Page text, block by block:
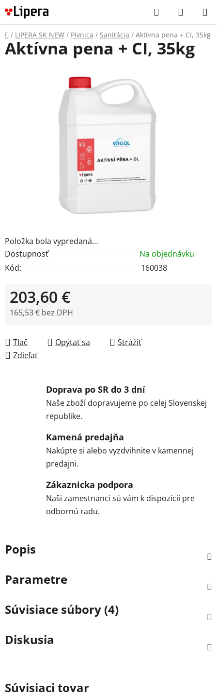
Prejsť
na
obsah
Hľadať
KOŠÍK
Domov
/ LIPERA SK NEW / Pivnica / Sanitácia / Aktívna pena + CI, 35kg
Položka bola vypredaná…
Dostupnosť
Na objednávku
Kód:
160038
203,60 €
165,53 € bez DPH
Tlač
Opýtať sa
Strážiť
Zdieľať
Aktívna pena + CI, 35kg
Doprava po SR do 3 dní
Naše zboží dopravujeme po celej Slovenskej
republike.
Kamená predajňa
Nakúpte si alebo vyzdvihnite v kamennej
predajni.
Zákaznicka podpora
Naši zamestnanci sú vám k dispozícii pre
odbornú radu.
Popis
Parametre
Súvisiace súbory (4)
Diskusia
Súvisiaci tovar